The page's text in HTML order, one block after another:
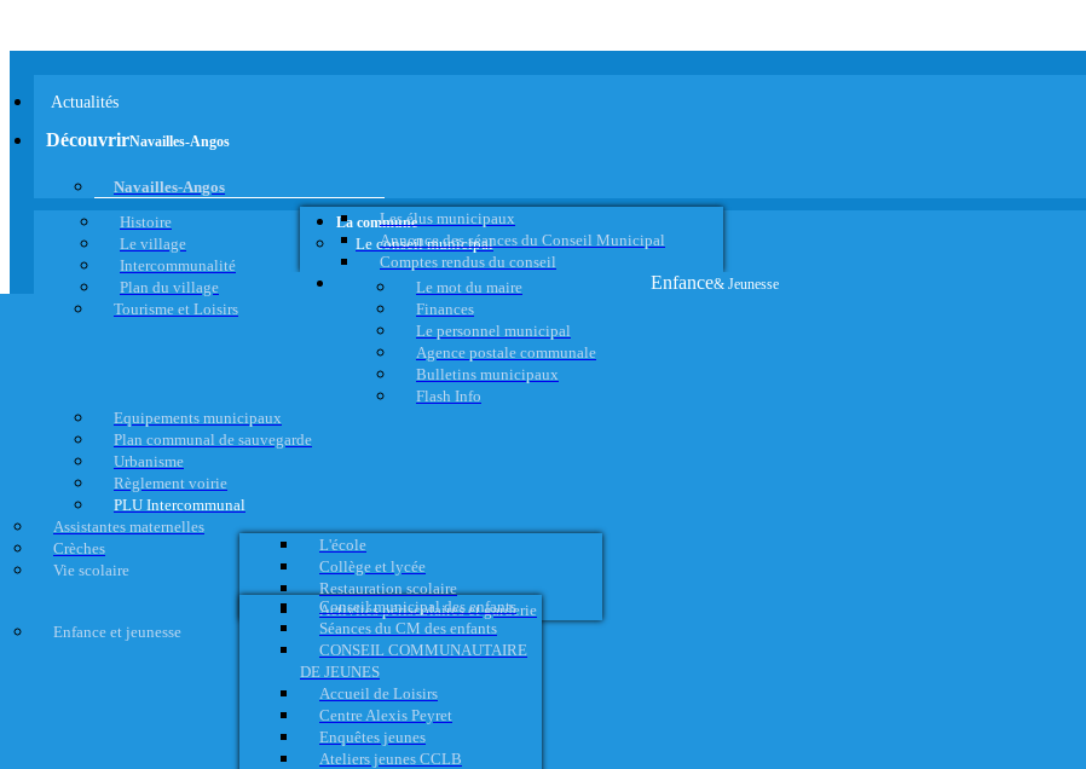
Actualités
DécouvrirNavailles-Angos
Navailles-Angos
Histoire
Le village
Intercommunalité
Plan du village
Tourisme et Loisirs
La commune
Le conseil municipal
Les élus municipaux
Annonce des séances du Conseil Municipal
Comptes rendus du conseil
Le mot du maire
Finances
Le personnel municipal
Agence postale communale
Bulletins municipaux
Flash Info
Equipements municipaux
Plan communal de sauvegarde
Urbanisme
Règlement voirie
PLU Intercommunal
Enfance& Jeunesse
Assistantes maternelles
Crèches
Vie scolaire
L'école
Collège et lycée
Restauration scolaire
Activités périscolaires et garderie
Enfance et jeunesse
Conseil municipal des enfants
Séances du CM des enfants
CONSEIL COMMUNAUTAIRE
DE JEUNES
Accueil de Loisirs
Centre Alexis Peyret
Enquêtes jeunes
Ateliers jeunes CCLB